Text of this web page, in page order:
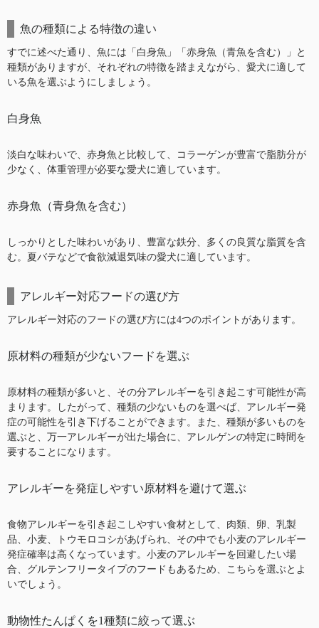
魚の種類による特徴の違い
すでに述べた通り、魚には「白身魚」「赤身魚（青魚を含む）」と
種類がありますが、それぞれの特徴を踏まえながら、愛犬に適して
いる魚を選ぶようにしましょう。
白身魚
淡白な味わいで、赤身魚と比較して、コラーゲンが豊富で脂肪分が
少なく、体重管理が必要な愛犬に適しています。
赤身魚（青身魚を含む）
しっかりとした味わいがあり、豊富な鉄分、多くの良質な脂質を含
む。夏バテなどで食欲減退気味の愛犬に適しています。
アレルギー対応フードの選び方
アレルギー対応のフードの選び方には4つのポイントがあります。
原材料の種類が少ないフードを選ぶ
原材料の種類が多いと、その分アレルギーを引き起こす可能性が高
まります。したがって、種類の少ないものを選べば、アレルギー発
症の可能性を引き下げることができます。また、種類が多いものを
選ぶと、万一アレルギーが出た場合に、アレルゲンの特定に時間を
要することになります。
アレルギーを発症しやすい原材料を避けて選ぶ
食物アレルギーを引き起こしやすい食材として、肉類、卵、乳製
品、小麦、トウモロコシがあげられ、その中でも小麦のアレルギー
発症確率は高くなっています。小麦のアレルギーを回避したい場
合、グルテンフリータイプのフードもあるため、こちらを選ぶとよ
いでしょう。
動物性たんぱくを1種類に絞って選ぶ